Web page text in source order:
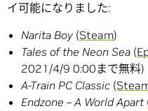
イ可能になりました:
Narita Boy (Steam)
Tales of the Neon Sea (
2021/4/9 0:00まで無料)
A-Train PC Classic (
Endzone – A World Apart